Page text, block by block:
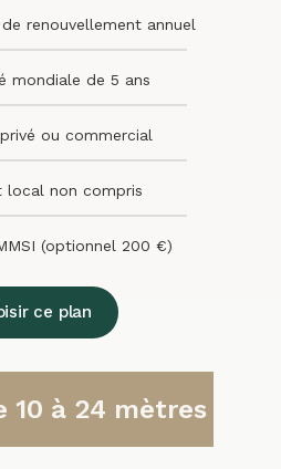
renouvellement annuel
mondiale de 5 ans
ou commercial
local non compris
(optionnel 200 €)
ce plan
10 à 24 mètres